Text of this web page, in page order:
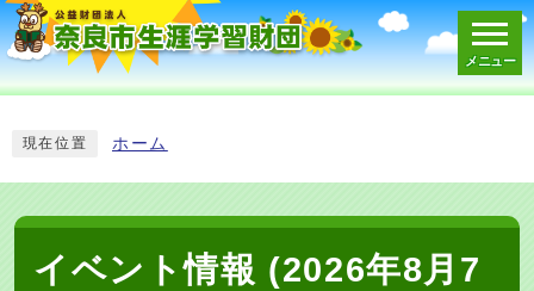
メニュー
現在位置 ホーム
イベント情報 (2026年8月7